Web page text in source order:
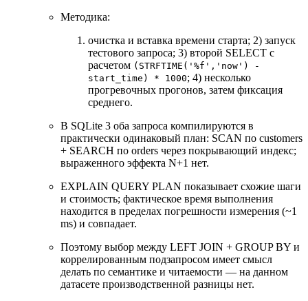
Методика:
очистка и вставка времени старта; 2) запуск
тестового запроса; 3) второй SELECT с
расчетом (STRFTIME('%f','now') -
start_time) * 1000; 4) несколько
прогревочных прогонов, затем фиксация
среднего.
В SQLite 3 оба запроса компилируются в
практически одинаковый план: SCAN по customers
+ SEARCH по orders через покрывающий индекс;
выраженного эффекта N+1 нет.
EXPLAIN QUERY PLAN показывает схожие шаги
и стоимость; фактическое время выполнения
находится в пределах погрешности измерения (~1
ms) и совпадает.
Поэтому выбор между LEFT JOIN + GROUP BY и
коррелированным подзапросом имеет смысл
делать по семантике и читаемости — на данном
датасете производственной разницы нет.